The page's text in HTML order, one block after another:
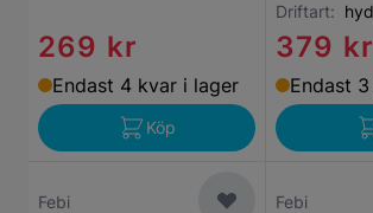
269 kr
Endast 4 kvar i lager
Köp
Driftart:
379 kr
Endast
Febi Febi